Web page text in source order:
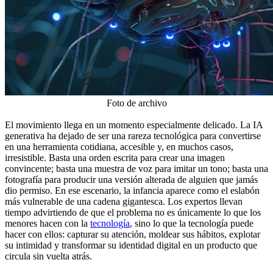
Foto de archivo
El movimiento llega en un momento especialmente delicado. La IA
generativa ha dejado de ser una rareza tecnológica para convertirse
en una herramienta cotidiana, accesible y, en muchos casos,
irresistible. Basta una orden escrita para crear una imagen
convincente; basta una muestra de voz para imitar un tono; basta una
fotografía para producir una versión alterada de alguien que jamás
dio permiso. En ese escenario, la infancia aparece como el eslabón
más vulnerable de una cadena gigantesca. Los expertos llevan
tiempo advirtiendo de que el problema no es únicamente lo que los
menores hacen con la tecnología, sino lo que la tecnología puede
hacer con ellos: capturar su atención, moldear sus hábitos, explotar
su intimidad y transformar su identidad digital en un producto que
circula sin vuelta atrás.